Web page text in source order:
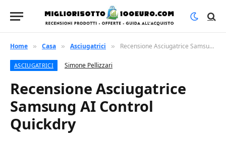
Home » Casa » Asciugatrici » Recensione Asciugatrice Samsung AI Control Quickdry
ASCIUGATRICI Simone Pellizzari
Recensione Asciugatrice
Samsung AI Control
Quickdry